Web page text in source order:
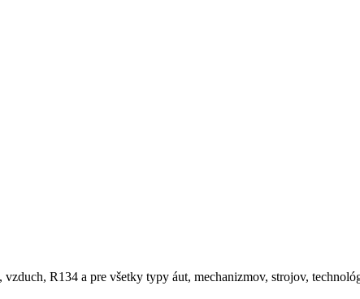
R134 a pre všetky typy áut, mechanizmov, strojov,